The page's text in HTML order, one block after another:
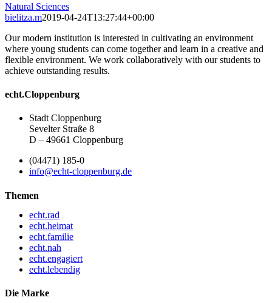
Natural Sciences
bielitza.m2019-04-24T13:27:44+00:00
Our modern institution is interested in cultivating an environment
where young students can come together and learn in a creative and
flexible environment. We work collaboratively with our students to
achieve outstanding results.
echt.Cloppenburg
Stadt Cloppenburg
Sevelter Straße 8
D – 49661 Cloppenburg
(04471) 185-0
info@echt-cloppenburg.de
Themen
echt.rad
echt.heimat
echt.familie
echt.nah
echt.engagiert
echt.lebendig
Die Marke